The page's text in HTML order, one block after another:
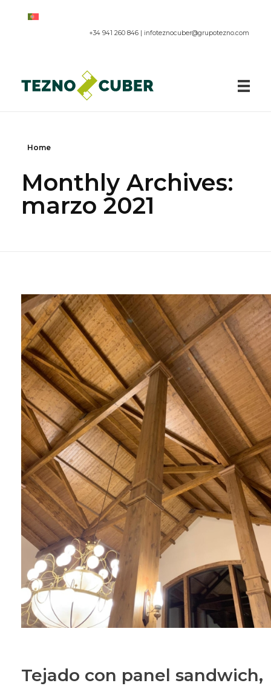
+34 941 260 846 | infoteznocuber@grupotezno.com
Home
Monthly Archives:
marzo 2021
Tejado con panel sandwich,